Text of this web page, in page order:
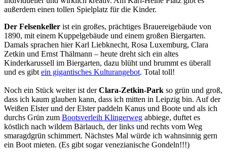
außerdem einen tollen Spielplatz für die Kinder.
Der Felsenkeller ist ein großes, prächtiges Brauereigebäude von
1890, mit einem Kuppelgebäude und einem großen Biergarten.
Damals sprachen hier Karl Liebknecht, Rosa Luxemburg, Clara
Zetkin und Ernst Thälmann – heute dreht sich ein altes
Kinderkarussell im Biergarten, dazu blüht und brummt es überall
und es gibt ein gigantisches Kulturangebot. Total toll!
Noch ein Stück weiter ist derClara-Zetkin-Park so grün und groß,
dass ich kaum glauben kann, dass ich mitten in Leipzig bin. Auf der
Weißen Elster und der Elster paddeln Kanus und Boote und als ich
durchs Grün zum Bootsverleih Klingerweg abbiege, duftet es
köstlich nach wildem Bärlauch, der links und rechts vom Weg
smaragdgrün schimmert. Nächstes Mal würde ich wahnsinnig gern
ein Boot mieten. (Es gibt sogar venezianische Gondeln!!!)